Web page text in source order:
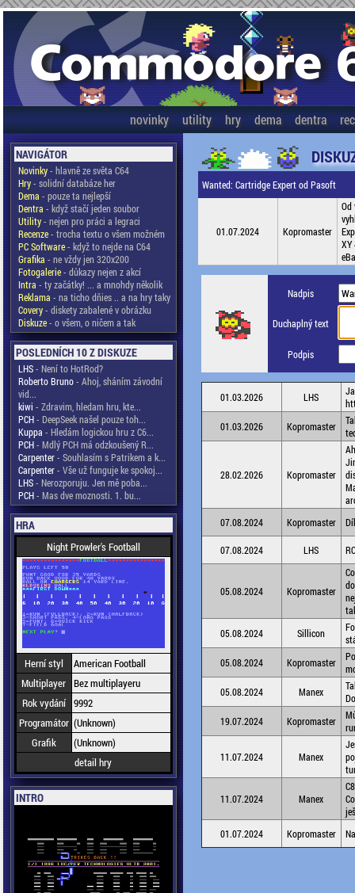
novinky utility hry dema dentra
NAVIGÁTOR
Novinky- hlavně ze světa C64
Hry- solidní databáze her
Dema - pouze ta nejlepší
Dentra - když stačí jeden soubor
Utility- nejen pro práci a legraci
Recenze- trocha textu o všem možném
PC Software- když to nejde na C64
Grafika - ne vždy jen 320x200
Fotogalerie- důkazy nejen z akcí
Intra - ty začátky! ... a mnohdy několik
Reklama - na ticho dňies .. a na hry taky
Covery- diskety zabalené v obrázku
Diskuze- o všem, o ničem a tak
POSLEDNÍCH 10 Z DISKUZE
LHS- Není to HotRod?
Roberto Bruno- Ahoj, sháním závodní
vid...
kiwi - Zdravim, hledam hru, kte...
PCH- DeepSeek našel pouze toh...
Kuppa - Hledám logickou hru z C6...
PCH- Mdlý PCH má odzkoušený R...
Carpenter- Souhlasím s Patrikem a k...
Carpenter- Vše už funguje ke spokoj...
LHS- Nerozporuju. Jen mě poba...
PCH- Mas dve moznosti. 1. bu...
HRA
Night Prowler's Football
Herní styl
American Football
Multiplayer Bez multiplayeru
Rok vydání 9992
Programátor (Unknown)
Grafik
(Unknown)
detail hry
INTRO
Wanted: Cartridge Expert od Pasoft
01.07.2024 Kopromaster
Od
XY
Nadpis
Duchaplný text
Podpis
01.03.2026 LHS
01.03.2026
Kopromaster
28.02.2026 Kopromaster
07.08.2024
Kopromaster
07.08.2024 LHS
05.08.2024 Kopromaster
05.08.2024
Sillicon
05.08.2024
Kopromaster
05.08.2024
Manex
19.07.2024
Kopromaster
11.07.2024 Manex
11.07.2024 Manex
01.07.2024
Kopromaster